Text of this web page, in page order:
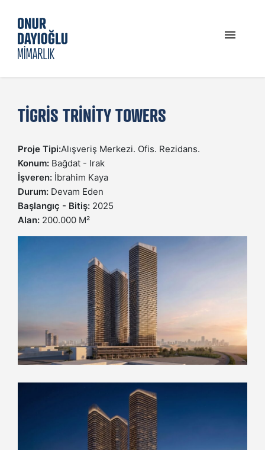
GÜNCEL
PROJELER
İLETIŞIM
TIGRIS TRINITY TOWERS
Proje Tipi:Alışveriş Merkezi. Ofis. Rezidans.
Konum: Bağdat - Irak
İşveren: İbrahim Kaya
Durum: Devam Eden
Başlangıç - Bitiş: 2025
Alan: 200.000 M²